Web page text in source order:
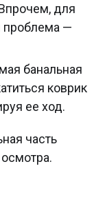
для
проблема —
банальная
коврик
ее ход.
часть